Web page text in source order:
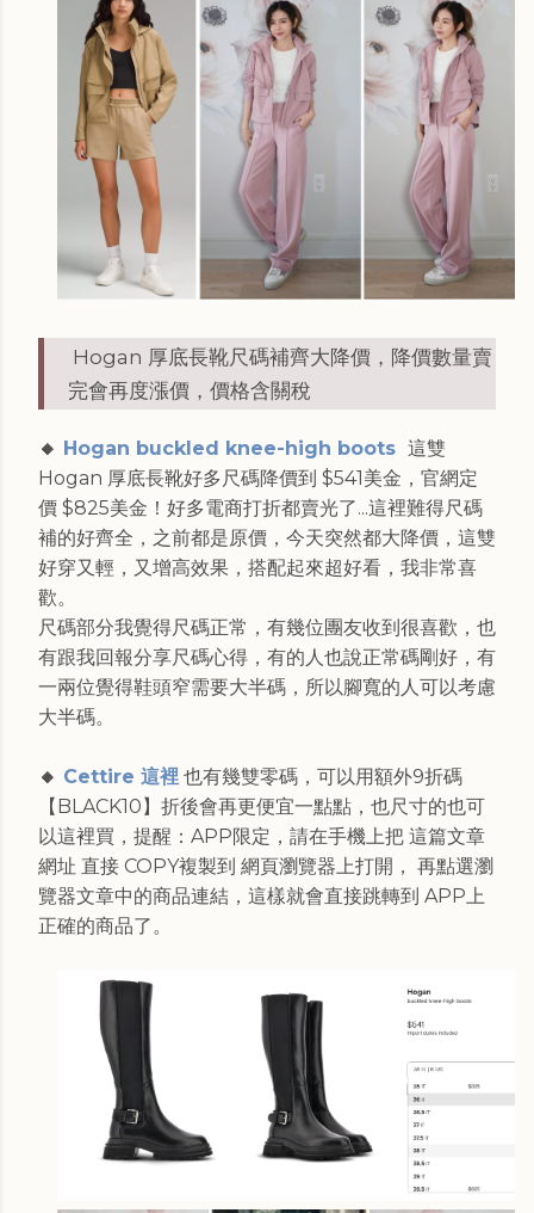
Hogan 厚底長靴尺碼補齊大降價，降價數量賣
完會再度漲價， 價格含關稅
🔸 Hogan buckled knee-high boots 這雙
Hogan 厚底長靴好多尺碼降價到 $541美金，官網定
價 $825美金！好多電商打折都賣光了...這裡難得尺碼
補的好齊全，之前都是原價，今天突然都大降價，這雙
好穿又輕，又增高效果，搭配起來超好看，我非常喜
歡。
尺碼部分我覺得尺碼正常，有幾位團友收到很喜歡，也
有跟我回報分享尺碼心得，有的人也說正常碼剛好，有
一兩位覺得鞋頭窄需要大半碼，所以腳寬的人可以考慮
大半碼。
🔸 Cettire 這裡 也有幾雙零碼，可以用額外9折碼
【BLACK10】折後會再更便宜一點點，也尺寸的也可
以這裡買，提醒：APP限定，請在手機上把 這篇文章
網址 直接 COPY複製到 網頁瀏覽器上打開， 再點選瀏
覽器文章中的商品連結，這樣就會直接跳轉到 APP上
正確的商品了。